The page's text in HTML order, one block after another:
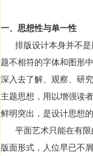
一、思想性与单一性
排版设计本身并不是
题不相符的字体和图形
深入去了解、观察、研
主题思想，用以增强读
鲜明突出，是设计思想
平面艺术只能在有限
版面形式，人位早已不